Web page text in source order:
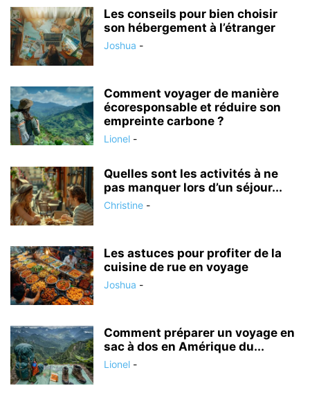
Les conseils pour bien choisir
son hébergement à l’étranger
Joshua -
Comment voyager de manière
écoresponsable et réduire son
empreinte carbone ?
Lionel -
Quelles sont les activités à ne
pas manquer lors d’un séjour...
Christine -
Les astuces pour profiter de la
cuisine de rue en voyage
Joshua -
Comment préparer un voyage en
sac à dos en Amérique du...
Lionel -